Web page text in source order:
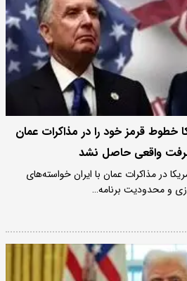
خطوط قرمز خود را در مذاکرات عمان
واقعی حاصل نشد
در مذاکرات عمان با ایران خواسته‌های
و محدودیت برنامه…